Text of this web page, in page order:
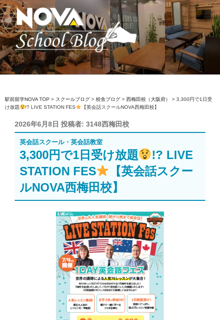
コ
ン
テ
ン
ツ
へ
ス
ッ
プ
駅前留学NOVA【公式】スクールブロ
英会話スクール・英会話教室
駅前留学NOVA TOP > スクールブログ > 校舎ブログ > 西梅田校（大阪府） > 3,300円で1日受
け放題
!? LIVE STATION FES 【英会話スクールNOVA西梅田校】
投
稿
日:
2026年6月8日 投稿者: 3148西梅田校
英会話スクール・英会話教室
3,300円で1日受け放題
!? LIVE
STATION FES
【英会話スクー
ルNOVA西梅田校】